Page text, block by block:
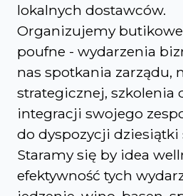
lokalnych dostawców.
Organizujemy
poufne - wydarzenia
nas spotkania zarządu,
strategicznej, szkolenia
integracji swojego
do dyspozycji dziesiątki
Staramy się by idea
efektywność tych